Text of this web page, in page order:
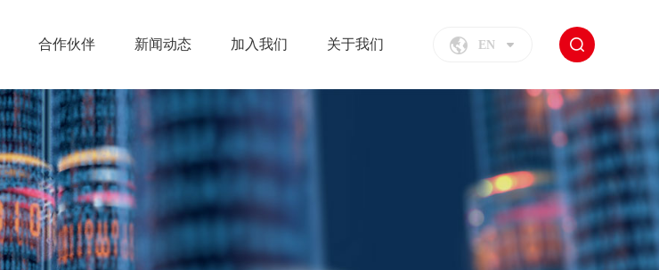
合作伙伴 新闻动态 加入我们 关于我们 EN